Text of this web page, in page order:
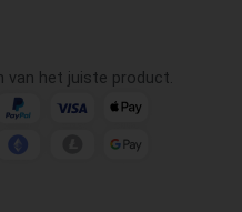
van het juiste product.